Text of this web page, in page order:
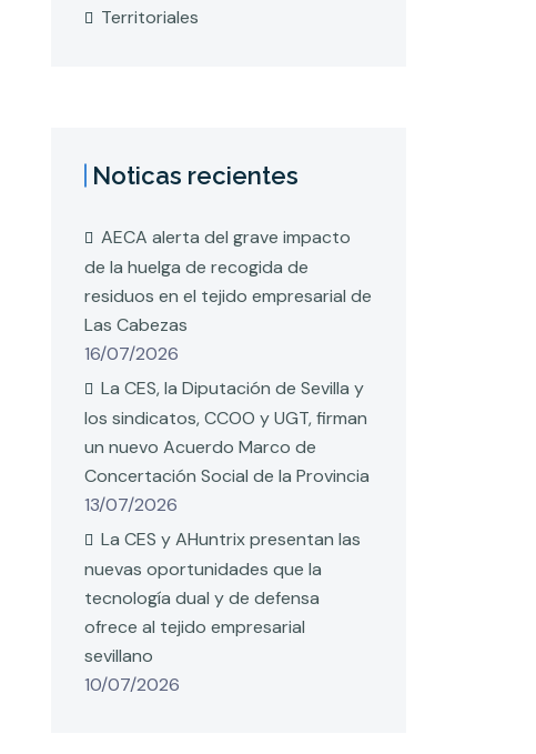
Territoriales
Noticas recientes
AECA alerta del grave impacto
de la huelga de recogida de
residuos en el tejido empresarial de
Las Cabezas
16/07/2026
La CES, la Diputación de Sevilla y
los sindicatos, CCOO y UGT, firman
un nuevo Acuerdo Marco de
Concertación Social de la Provincia
13/07/2026
La CES y AHuntrix presentan las
nuevas oportunidades que la
tecnología dual y de defensa
ofrece al tejido empresarial
sevillano
10/07/2026